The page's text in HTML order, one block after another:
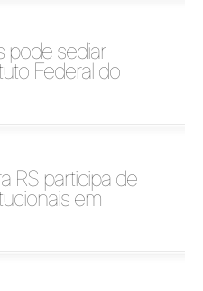
pode sediar
Federal do
RS participa de
em